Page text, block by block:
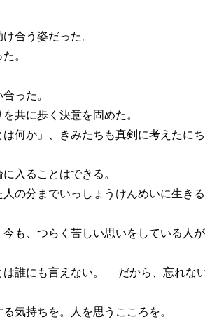
合う姿だった。
。
った。
共に歩く決意を固めた。
何か」、きみたちも真剣に考えたに
入ることはできる。
の分までいっしょうけんめいに生き
も、つらく苦しい思いをしている人
は誰にも言えない。 だから、忘れな
気持ちを。人を思うこころを。